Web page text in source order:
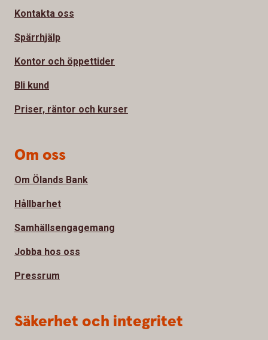
Kontakta oss
Spärrhjälp
Kontor och öppettider
Bli kund
Priser, räntor och kurser
Om oss
Om Ölands Bank
Hållbarhet
Samhällsengagemang
Jobba hos oss
Pressrum
Säkerhet och integritet